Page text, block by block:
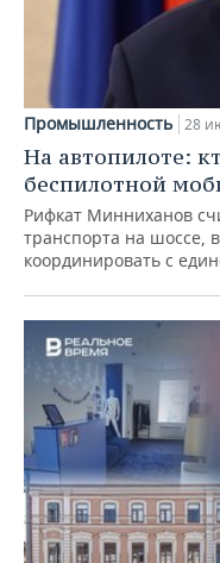
Промышленность 28
На автопилоте:
беспилотной
Рифкат Минниханов
транспорта на шоссе,
координировать с